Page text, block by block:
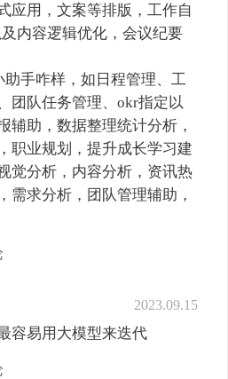
应用，文案等排版，工作自
内容逻辑优化，会议纪要
手咋样，如日程管理、工
团队任务管理、okr指定以
辅助，数据整理统计分析，
职业规划，提升成长学习建
觉分析，内容分析，资讯热
需求分析，团队管理辅助，
2023.09.15
容易用大模型来迭代